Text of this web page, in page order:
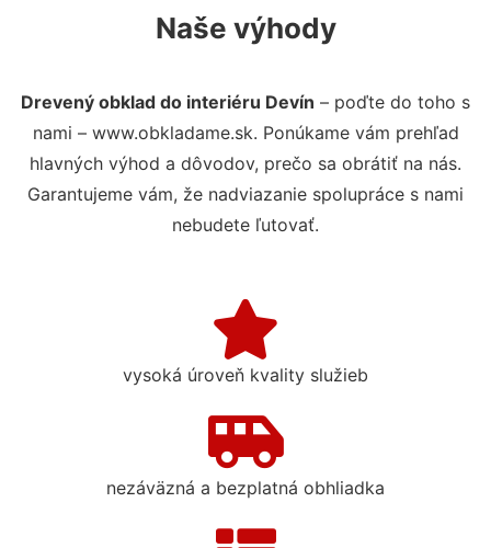
Naše výhody
Drevený obklad do interiéru Devín – poďte do toho s
nami – www.obkladame.sk. Ponúkame vám prehľad
hlavných výhod a dôvodov, prečo sa obrátiť na nás.
Garantujeme vám, že nadviazanie spolupráce s nami
nebudete ľutovať.
vysoká úroveň kvality služieb
nezáväzná a bezplatná obhliadka